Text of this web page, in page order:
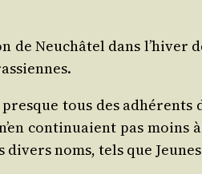
Neu­châ­tel dans l’hi­ver
tous des
conti­nuaient pas
noms, tels que